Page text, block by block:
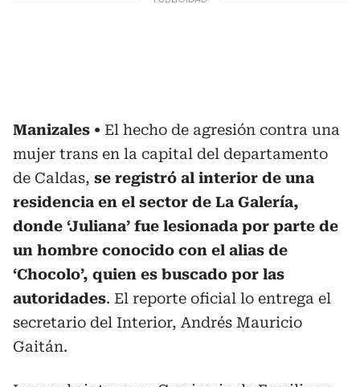
Manizales
El hecho de agresión contra una
mujer trans en la capital del departamento
de Caldas, se registró al interior de una
residencia en el sector de La Galería,
donde ‘Juliana’ fue lesionada por parte de
un hombre conocido con el alias de
‘Chocolo’, quien es buscado por las
autoridades. El reporte oficial lo entrega el
secretario del Interior, Andrés Mauricio
Gaitán.